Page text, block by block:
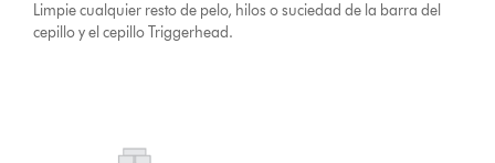
Limpie cualquier resto de pelo, hilos o suciedad de la barra del
cepillo y el cepillo Triggerhead.